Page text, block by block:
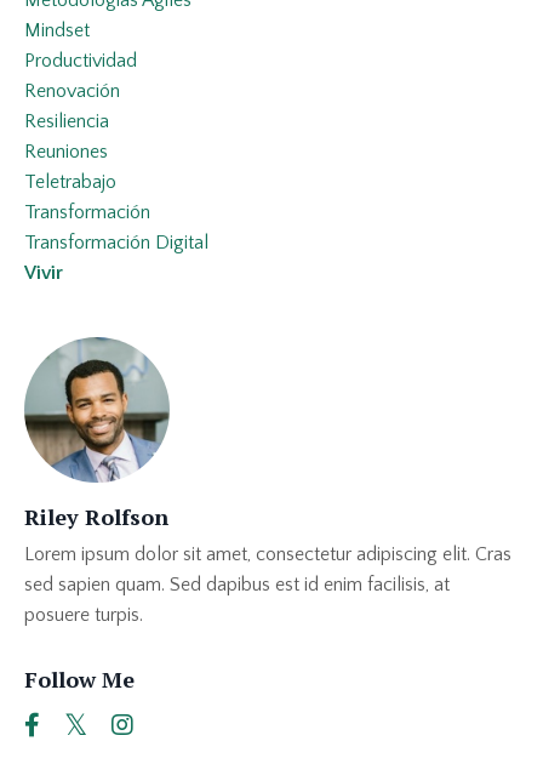
Mindset
Productividad
Renovación
Resiliencia
Reuniones
Teletrabajo
Transformación
Transformación Digital
Vivir
Riley Rolfson
Lorem ipsum dolor sit amet, consectetur adipiscing elit. Cras
sed sapien quam. Sed dapibus est id enim facilisis, at
posuere turpis.
Follow Me